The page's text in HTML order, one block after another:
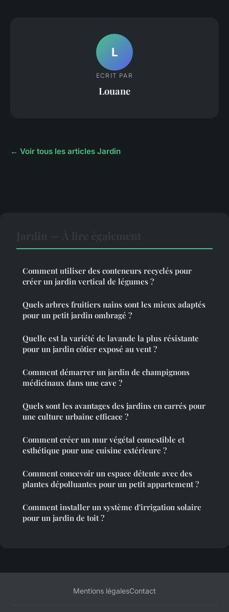
L
ECRIT PAR
Louane
← Voir tous les articles Jardin
Comment utiliser des conteneurs recyclés pour
créer un jardin vertical de légumes ?
Quels arbres fruitiers nains sont les mieux adaptés
pour un petit jardin ombragé ?
Quelle est la variété de lavande la plus résistante
pour un jardin côtier exposé au vent ?
Comment démarrer un jardin de champignons
médicinaux dans une cave ?
Quels sont les avantages des jardins en carrés pour
une culture urbaine efficace ?
Comment créer un mur végétal comestible et
esthétique pour une cuisine extérieure ?
Comment concevoir un espace détente avec des
plantes dépolluantes pour un petit appartement ?
Comment installer un système d'irrigation solaire
pour un jardin de toit ?
Mentions légalesContact